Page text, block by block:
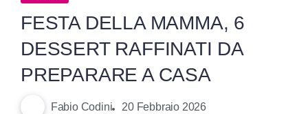
FESTA DELLA MAMMA, 6
DESSERT RAFFINATI DA
PREPARARE A CASA
Fabio Codini 20 Febbraio 2026